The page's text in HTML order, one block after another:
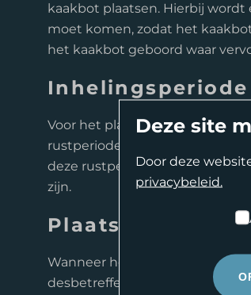
kaakbot plaatsen. Hierbij
moet komen, zodat het
het kaakbot geboord waar
Inhelingsperiode
Voor het plaatsen van de
rustperiode, plaatsvinden.
deze rustperiode zal er een
zijn.
Plaatsen van de
Wanneer het kaakbot
desbetreffende prothese.
Deze site
Door deze
privacybeleid.